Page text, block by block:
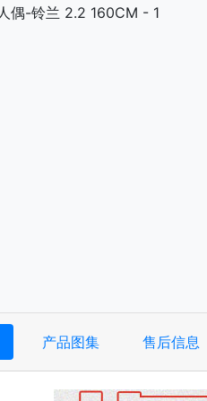
产品图集 售后信息